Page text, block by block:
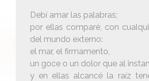
Debí amar las palabras;
por ellas comparé, con
del mundo externo:
el mar, el firmamento,
un goce o un dolor que al
y en ellas alcancé la raíz